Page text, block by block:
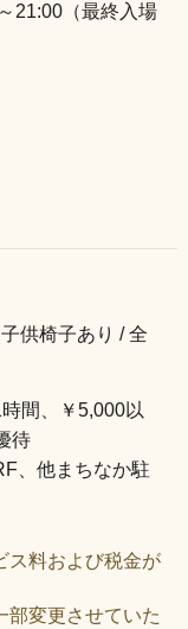
（最終入場
供椅子あり / 全
間、￥5,000以
待
、他まちなか駐
ス料および税金が
変更させていた